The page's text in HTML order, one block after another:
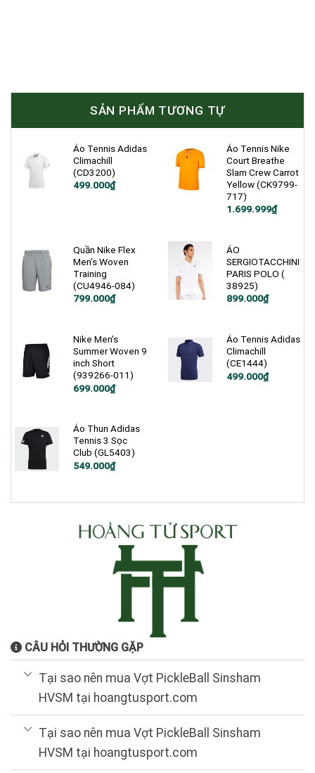
SẢN PHẨM TƯƠNG TỰ
Áo Tennis Adidas
Climachill
(CD3200)
Giá
499.000₫
Giá
Áo Tennis Nike
Court Breathe
Slam Crew Carrot
Yellow (CK9799-
717)
Giá
1.699.999₫
Giá
1.699.999₫.
Quần Nike Flex
Men’s Woven
Training
(CU4946-084)
Giá
799.000₫
Giá
799.000₫.
ÁO
SERGIOTACCHINI
PARIS POLO (
38925)
899.000₫
Nike Men’s
Summer Woven 9
inch Short
(939266-011)
Giá
699.000₫
Giá
699.000₫.
Áo Tennis Adidas
Climachill
(CE1444)
Giá
499.000₫
Giá
Áo Thun Adidas
Tennis 3 Sọc
Club (GL5403)
Giá
549.000₫
Giá
549.000₫.
CÂU HỎI THƯỜNG GẶP
Tại sao nên mua Vợt PickleBall Sinsham
HVSM tại hoangtusport.com
Tại sao nên mua Vợt PickleBall Sinsham
HVSM tại hoangtusport.com